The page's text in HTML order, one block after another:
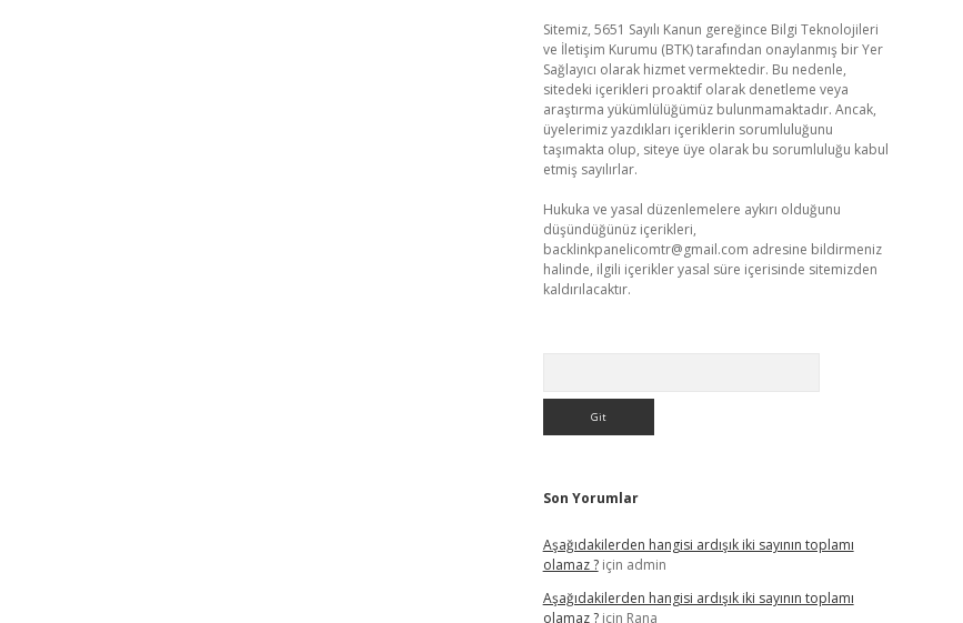
Sitemiz, 5651 Sayılı Kanun gereğince Bilgi Teknolojileri
ve İletişim Kurumu (BTK) tarafından onaylanmış bir Yer
Sağlayıcı olarak hizmet vermektedir. Bu nedenle,
sitedeki içerikleri proaktif olarak denetleme veya
araştırma yükümlülüğümüz bulunmamaktadır. Ancak,
üyelerimiz yazdıkları içeriklerin sorumluluğunu
taşımakta olup, siteye üye olarak bu sorumluluğu kabul
etmiş sayılırlar.
Hukuka ve yasal düzenlemelere aykırı olduğunu
düşündüğünüz içerikleri,
backlinkpanelicomtr@gmail.com adresine bildirmeniz
halinde, ilgili içerikler yasal süre içerisinde sitemizden
kaldırılacaktır.
Son Yorumlar
Aşağıdakilerden hangisi ardışık iki sayının toplamı
olamaz ?için admin
Aşağıdakilerden hangisi ardışık iki sayının toplamı
olamaz ?için Rana